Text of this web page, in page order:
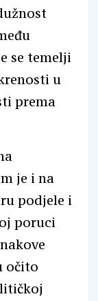
se temelji
u
prema
je i na
podjele i
poruci
očito